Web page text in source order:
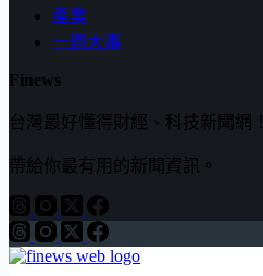
產業
一週大事
Finews
台灣最好懂得財經、科技新聞網！
帶給你最有用的新聞資訊。